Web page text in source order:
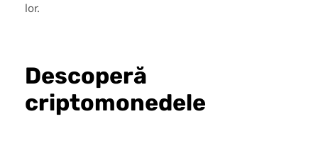
lor.
Descoperă
criptomonedele